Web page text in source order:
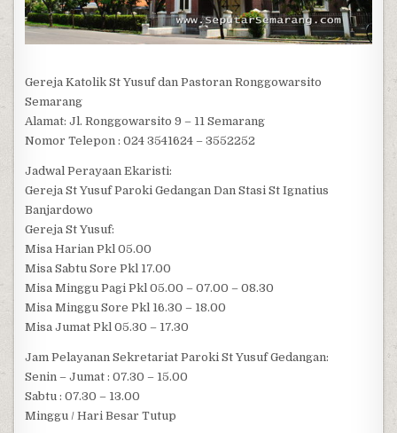
Gereja Katolik St Yusuf dan Pastoran Ronggowarsito
Semarang
Alamat: Jl. Ronggowarsito 9 – 11 Semarang
Nomor Telepon : 024 3541624 – 3552252
Jadwal Perayaan Ekaristi:
Gereja St Yusuf Paroki Gedangan Dan Stasi St Ignatius
Banjardowo
Gereja St Yusuf:
Misa Harian Pkl 05.00
Misa Sabtu Sore Pkl 17.00
Misa Minggu Pagi Pkl 05.00 – 07.00 – 08.30
Misa Minggu Sore Pkl 16.30 – 18.00
Misa Jumat Pkl 05.30 – 17.30
Jam Pelayanan Sekretariat Paroki St Yusuf Gedangan:
Senin – Jumat : 07.30 – 15.00
Sabtu : 07.30 – 13.00
Minggu / Hari Besar Tutup